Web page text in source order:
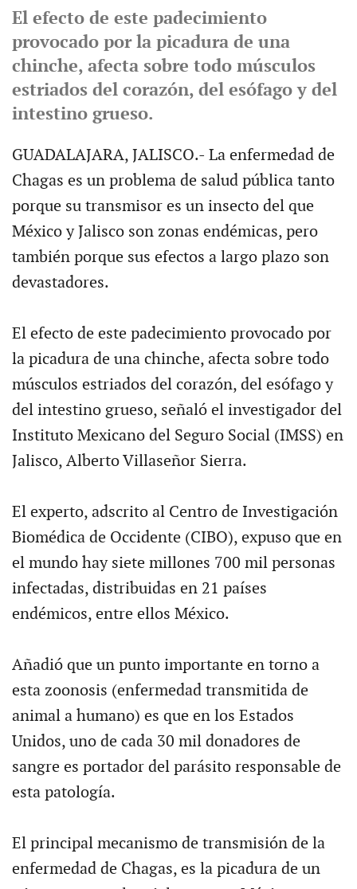
El efecto de este padecimiento
provocado por la picadura de una
chinche, afecta sobre todo músculos
estriados del corazón, del esófago y del
intestino grueso.
GUADALAJARA, JALISCO.- La enfermedad de
Chagas es un problema de salud pública tanto
porque su transmisor es un insecto del que
México y Jalisco son zonas endémicas, pero
también porque sus efectos a largo plazo son
devastadores.
El efecto de este padecimiento provocado por
la picadura de una chinche, afecta sobre todo
músculos estriados del corazón, del esófago y
del intestino grueso, señaló el investigador del
Instituto Mexicano del Seguro Social (IMSS) en
Jalisco, Alberto Villaseñor Sierra.
El experto, adscrito al Centro de Investigación
Biomédica de Occidente (CIBO), expuso que en
el mundo hay siete millones 700 mil personas
infectadas, distribuidas en 21 países
endémicos, entre ellos México.
Añadió que un punto importante en torno a
esta zoonosis (enfermedad transmitida de
animal a humano) es que en los Estados
Unidos, uno de cada 30 mil donadores de
sangre es portador del parásito responsable de
esta patología.
El principal mecanismo de transmisión de la
enfermedad de Chagas, es la picadura de un